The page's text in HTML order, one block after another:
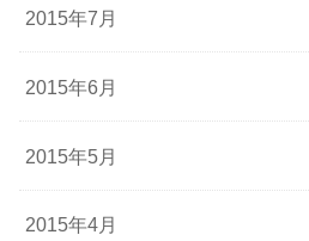
2015年7月
2015年6月
2015年5月
2015年4月